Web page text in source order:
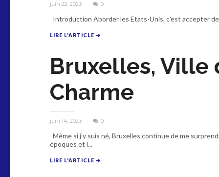
juin 22, 2023 0
Introduction Aborder les États-Unis, c'est accepter
LIRE L'ARTICLE ➔
Bruxelles, Ville
Charme
juin 14, 2023 0
Même si j’y suis né, Bruxelles continue de me
époques et l...
LIRE L'ARTICLE ➔